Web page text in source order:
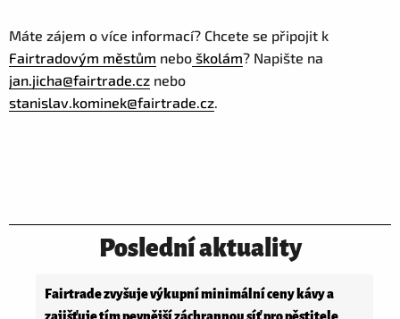
Poslední aktuality
Fairtrade zvyšuje výkupní minimální ceny kávy a
Máte zájem o více informací? Chcete se připojit k
Fairtradovým městům nebo školám? Napište na
jan.jicha@fairtrade.cz nebo
stanislav.kominek@fairtrade.cz.